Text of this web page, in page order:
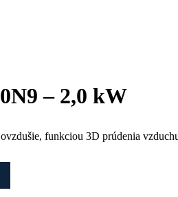
– 2,0 kW
funkciou 3D prúdenia